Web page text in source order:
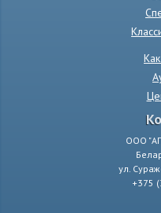
ООО
ул.
+375